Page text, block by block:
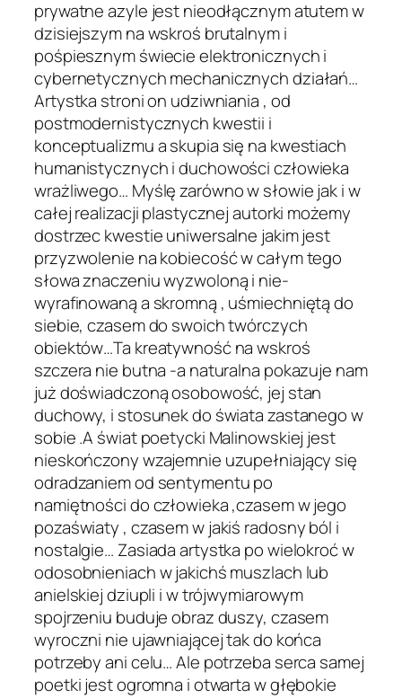
prywatne azyle jest nieodłącznym atutem w
dzisiejszym na wskroś brutalnym i
pośpiesznym świecie elektronicznych i
cybernetycznych mechanicznych działań…
Artystka stroni on udziwniania , od
postmodernistycznych kwestii i
konceptualizmu a skupia się na kwestiach
humanistycznych i duchowości człowieka
wrażliwego… Myślę zarówno w słowie jak i w
całej realizacji plastycznej autorki możemy
dostrzec kwestie uniwersalne jakim jest
przyzwolenie na kobiecość w całym tego
słowa znaczeniu wyzwoloną i nie-
wyrafinowaną a skromną , uśmiechniętą do
siebie, czasem do swoich twórczych
obiektów…Ta kreatywność na wskroś
szczera nie butna -a naturalna pokazuje nam
już doświadczoną osobowość, jej stan
duchowy, i stosunek do świata zastanego w
sobie .A świat poetycki Malinowskiej jest
nieskończony wzajemnie uzupełniający się
odradzaniem od sentymentu po
namiętności do człowieka ,czasem w jego
pozaświaty , czasem w jakiś radosny ból i
nostalgie… Zasiada artystka po wielokroć w
odosobnieniach w jakichś muszlach lub
anielskiej dziupli i w trójwymiarowym
spojrzeniu buduje obraz duszy, czasem
wyroczni nie ujawniającej tak do końca
potrzeby ani celu… Ale potrzeba serca samej
poetki jest ogromna i otwarta w głębokie